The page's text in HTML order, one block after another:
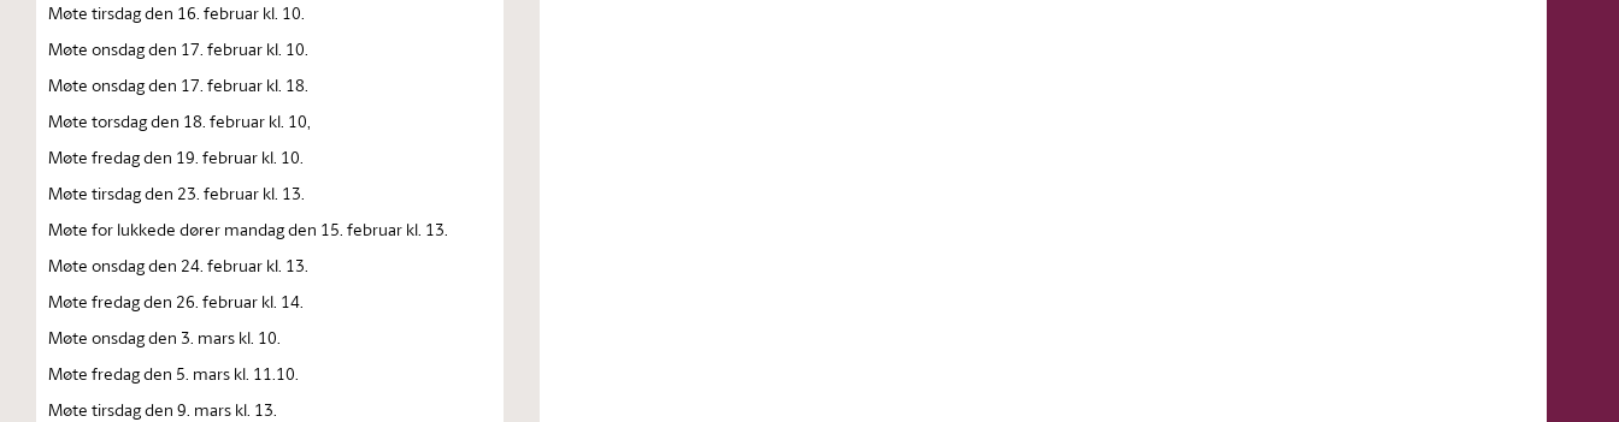
Møte tirsdag den 16. februar kl. 10.
Møte onsdag den 17. februar kl. 10.
Møte onsdag den 17. februar kl. 18.
Møte torsdag den 18. februar kl. 10,
Møte fredag den 19. februar kl. 10.
Møte tirsdag den 23. februar kl. 13.
Møte for lukkede dører mandag den 15. februar kl. 13.
Møte onsdag den 24. februar kl. 13.
Møte fredag den 26. februar kl. 14.
Møte onsdag den 3. mars kl. 10.
Møte fredag den 5. mars kl. 11.10.
Møte tirsdag den 9. mars kl. 13.